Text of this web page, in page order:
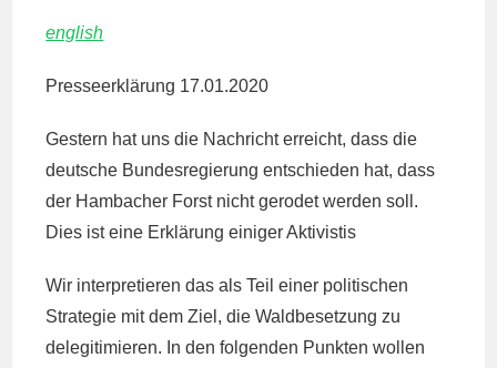
english
Presseerklärung 17.01.2020
Gestern hat uns die Nachricht erreicht, dass die
deutsche Bundesregierung entschieden hat, dass
der Hambacher Forst nicht gerodet werden soll.
Dies ist eine Erklärung einiger Aktivistis
Wir interpretieren das als Teil einer politischen
Strategie mit dem Ziel, die Waldbesetzung zu
delegitimieren. In den folgenden Punkten wollen